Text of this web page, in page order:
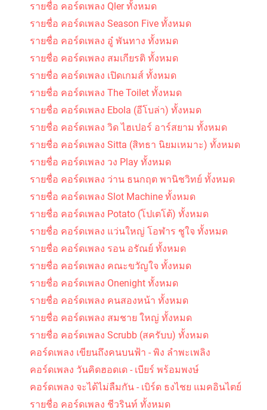
รายชื่อ คอร์ดเพลง Qler ทั้งหมด
รายชื่อ คอร์ดเพลง Season Five ทั้งหมด
รายชื่อ คอร์ดเพลง อู๋ พันทาง ทั้งหมด
รายชื่อ คอร์ดเพลง สมเกียรติ ทั้งหมด
รายชื่อ คอร์ดเพลง เปิดเกมส์ ทั้งหมด
รายชื่อ คอร์ดเพลง The Toilet ทั้งหมด
รายชื่อ คอร์ดเพลง Ebola (อีโบล่า) ทั้งหมด
รายชื่อ คอร์ดเพลง วิด ไฮเปอร์ อาร์สยาม ทั้งหมด
รายชื่อ คอร์ดเพลง Sitta (สิทธา นิยมเหมาะ) ทั้งหมด
รายชื่อ คอร์ดเพลง วง Play ทั้งหมด
รายชื่อ คอร์ดเพลง ว่าน ธนกฤต พานิชวิทย์ ทั้งหมด
รายชื่อ คอร์ดเพลง Slot Machine ทั้งหมด
รายชื่อ คอร์ดเพลง Potato (โปเตโต้) ทั้งหมด
รายชื่อ คอร์ดเพลง แว่นใหญ่ โอฬาร ชูใจ ทั้งหมด
รายชื่อ คอร์ดเพลง รอน อรัณย์ ทั้งหมด
รายชื่อ คอร์ดเพลง คณะขวัญใจ ทั้งหมด
รายชื่อ คอร์ดเพลง Onenight ทั้งหมด
รายชื่อ คอร์ดเพลง คนสองหน้า ทั้งหมด
รายชื่อ คอร์ดเพลง สมชาย ใหญ่ ทั้งหมด
รายชื่อ คอร์ดเพลง Scrubb (สครับบ) ทั้งหมด
คอร์ดเพลง เขียนถึงคนบนฟ้า - พิง ลำพะเพลิง
คอร์ดเพลง วันคิดฮอดเด - เบียร์ พร้อมพงษ์
คอร์ดเพลง จะได้ไม่ลืมกัน - เบิร์ด ธงไชย แมคอินไตย์
รายชื่อ คอร์ดเพลง ชีวรินท์ ทั้งหมด